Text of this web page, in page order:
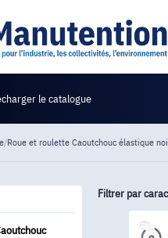
le catalogue
/Roue et roulette Caoutchouc élastique
Filtrer par